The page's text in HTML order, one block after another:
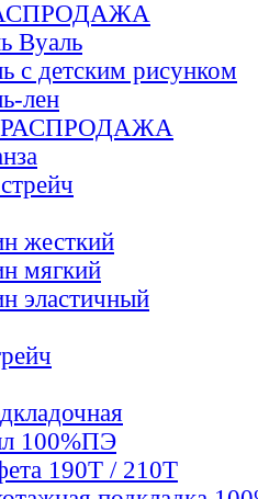
Вуаль
с детским рисунком
лен
РАСПРОДАЖА
жесткий
мягкий
элаcтичный
100%ПЭ
190Т / 210Т